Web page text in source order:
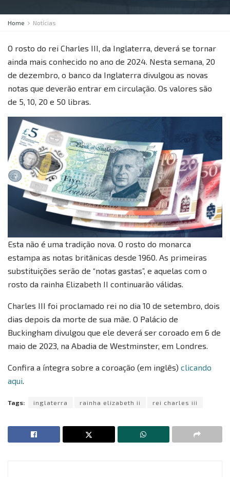
Home Notícias
O rosto do rei Charles III, da Inglaterra, deverá se tornar
ainda mais conhecido no ano de 2024. Nesta semana, 20
de dezembro, o banco da Inglaterra divulgou as novas
notas que deverão entrar em circulação. Os valores são
de 5, 10, 20 e 50 libras.
Esta não é uma tradição nova. O rosto do monarca
estampa as notas britânicas desde 1960. As primeiras
substituições serão de “notas gastas”, e aquelas com o
rosto da rainha Elizabeth II continuarão válidas.
Charles III foi proclamado rei no dia 10 de setembro, dois
dias depois da morte de sua mãe. O Palácio de
Buckingham divulgou que ele deverá ser coroado em 6 de
maio de 2023, na Abadia de Westminster, em Londres.
Confira a íntegra sobre a coroação (em inglês) clicando
aqui.
Tags: inglaterra rainha elizabeth ii rei charles iii